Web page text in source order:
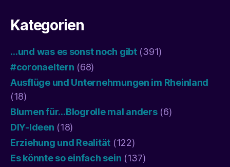
Kategorien
…und was es sonst noch gibt(391)
#coronaeltern (68)
Ausflüge und Unternehmungen im Rheinland
(18)
Blumen für…Blogrolle mal anders(6)
DIY-Ideen (18)
Erziehung und Realität (122)
Es könnte so einfach sein (137)